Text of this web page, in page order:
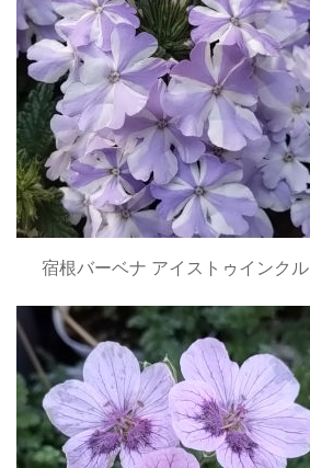
宿根バーベナ アイストゥインクル